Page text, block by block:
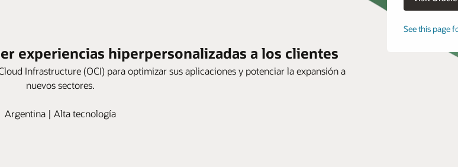
See this page
experiencias hiperpersonalizadas a los clientes
Infrastructure (OCI) para optimizar sus aplicaciones y potenciar la expansión a
nuevos sectores.
Argentina | Alta tecnología